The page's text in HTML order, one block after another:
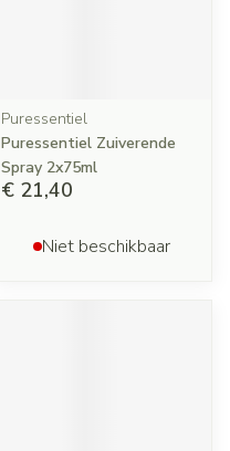
Puressentiel
Puressentiel Zuiverende
Spray 2x75ml
€ 21,40
Niet beschikbaar